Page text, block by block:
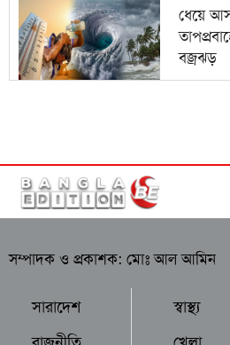
ধেয়ে
বজ্রঝড়
সম্পাদক ও প্রকাশক: মোঃ আল আমিন
সারাদেশ
স্বাস্থ্য